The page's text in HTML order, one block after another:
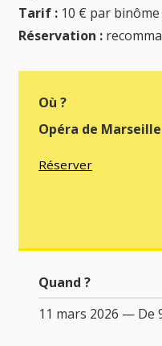
Tarif : 10 € par
Réservation :
Où ?
Opéra de Marseille
Réserver
Quand ?
11 mars 2026 — De